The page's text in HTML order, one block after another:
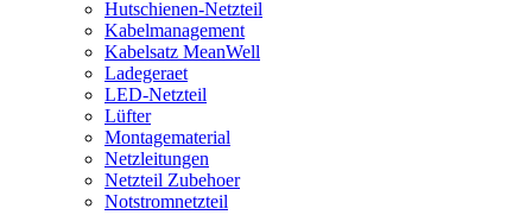
Hutschienen-Netzteil
Kabelmanagement
Kabelsatz MeanWell
Ladegeraet
LED-Netzteil
Lüfter
Montagematerial
Netzleitungen
Netzteil Zubehoer
Notstromnetzteil